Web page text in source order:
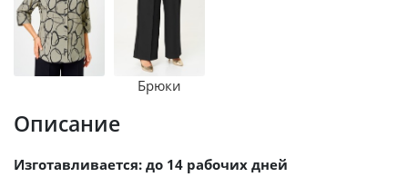
Брюки
Описание
Изготавливается: до 14 рабочих дней